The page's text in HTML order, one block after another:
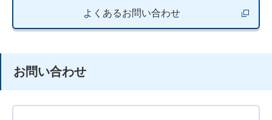
よくあるお問い合わせ 新しいウ
お問い合わせ